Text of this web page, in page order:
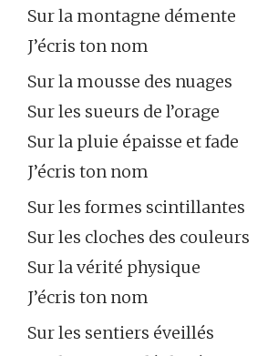
Sur la montagne démente
J’écris ton nom
Sur la mousse des nuages
Sur les sueurs de l’orage
Sur la pluie épaisse et fade
J’écris ton nom
Sur les formes scintillantes
Sur les cloches des couleurs
Sur la vérité physique
J’écris ton nom
Sur les sentiers éveillés